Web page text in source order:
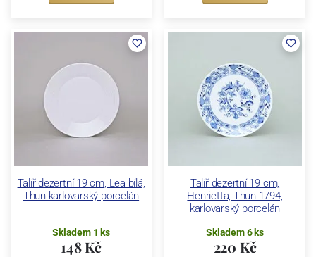
Talíř dezertní 19 cm, Lea bílá,
Thun karlovarský porcelán
Skladem 1 ks
148 Kč
Talíř dezertní 19 cm,
Henrietta, Thun 1794,
karlovarský porcelán
Skladem 6 ks
220 Kč